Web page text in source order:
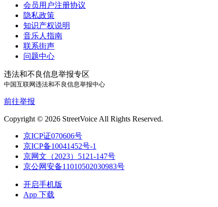
会员用户注册协议
隐私政策
知识产权说明
音乐人指南
联系街声
问题中心
违法和不良信息举报专区
中国互联网违法和不良信息举报中心
前往举报
Copyright © 2026 StreetVoice All Rights Reserved.
京ICP证070606号
京ICP备10041452号-1
京网文（2023）5121-147号
京公网安备11010502030983号
开启手机版
App 下载